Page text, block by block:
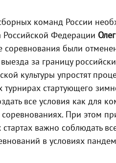
команд России
Российской Федерации
были
за границу
культуры упростят
стартующего
все условия как для
При этом
стартах важно соблюдать
в условиях